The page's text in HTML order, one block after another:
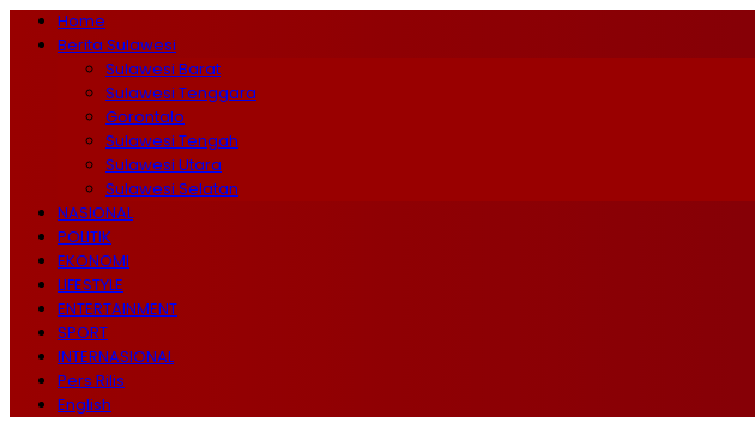
Home
Berita Sulawesi
Sulawesi Barat
Sulawesi Tenggara
Gorontalo
Sulawesi Tengah
Sulawesi Utara
Sulawesi Selatan
NASIONAL
POLITIK
EKONOMI
LIFESTYLE
ENTERTAINMENT
SPORT
INTERNASIONAL
Pers Rilis
English